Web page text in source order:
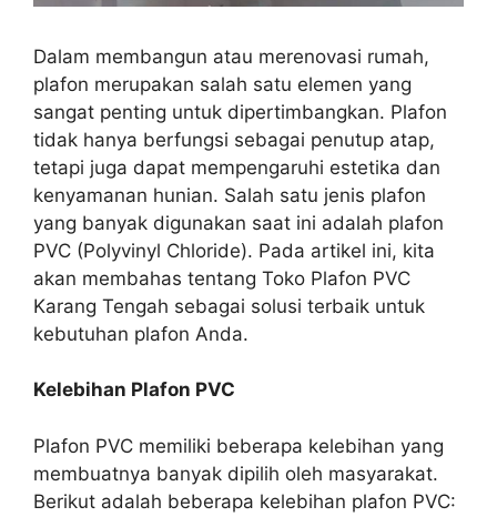
Dalam membangun atau merenovasi rumah,
plafon merupakan salah satu elemen yang
sangat penting untuk dipertimbangkan. Plafon
tidak hanya berfungsi sebagai penutup atap,
tetapi juga dapat mempengaruhi estetika dan
kenyamanan hunian. Salah satu jenis plafon
yang banyak digunakan saat ini adalah plafon
PVC (Polyvinyl Chloride). Pada artikel ini, kita
akan membahas tentang Toko Plafon PVC
Karang Tengah sebagai solusi terbaik untuk
kebutuhan plafon Anda.
Kelebihan Plafon PVC
Plafon PVC memiliki beberapa kelebihan yang
membuatnya banyak dipilih oleh masyarakat.
Berikut adalah beberapa kelebihan plafon PVC: